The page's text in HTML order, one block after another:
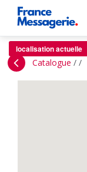
localisation actuelle
Catalogue / /